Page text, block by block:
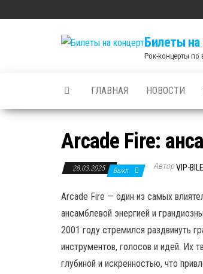
Билеты на
Рок-концерты по
ГЛАВНАЯ НОВОСТИ
Arcade Fire:
28.03.2025 Выкл. АвторVIP-
Arcade Fire — один из самых
ансамблевой энергией и
2001 году стремился раздвинуть
инструментов, голосов и идей. Их
глубиной и искренностью, что